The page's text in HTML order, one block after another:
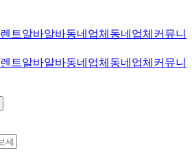
렌트알바알바동네업체 동네업체 커뮤니
렌트알바알바동네업체 동네업체 커뮤니